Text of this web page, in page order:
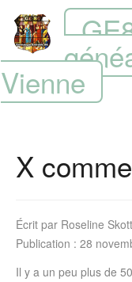
Vienne
X
Écrit par Roseline Skott
Publication : 28
Il y a un peu plus de